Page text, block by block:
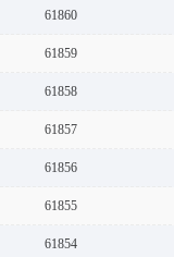
61860
61859
61858
61857
61856
61855
61854